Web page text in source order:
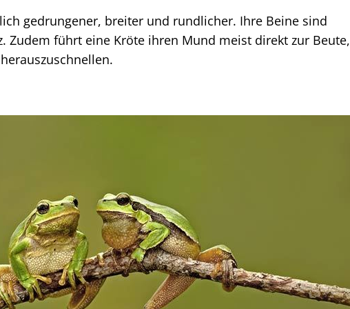
gedrungener, breiter und rundlicher. Ihre Beine sind
Zudem führt eine Kröte ihren Mund meist direkt zur Beute,